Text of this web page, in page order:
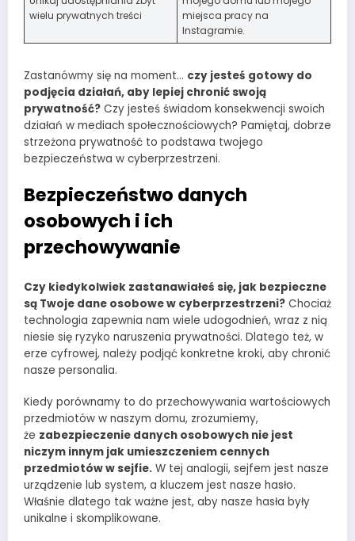
wielu prywatnych treści
miejsca pracy na
Instagramie.
Zastanówmy się na moment… czy jesteś gotowy do
podjęcia działań, aby lepiej chronić swoją
prywatność? Czy jesteś świadom konsekwencji swoich
działań w mediach społecznościowych? Pamiętaj, dobrze
strzeżona prywatność to podstawa twojego
bezpieczeństwa w cyberprzestrzeni.
Bezpieczeństwo danych
osobowych i ich
przechowywanie
Czy kiedykolwiek zastanawiałeś się, jak bezpieczne
są Twoje dane osobowe w cyberprzestrzeni? Chociaż
technologia zapewnia nam wiele udogodnień, wraz z nią
niesie się ryzyko naruszenia prywatności. Dlatego też, w
erze cyfrowej, należy podjąć konkretne kroki, aby chronić
nasze personalia.
Kiedy porównamy to do przechowywania wartościowych
przedmiotów w naszym domu, zrozumiemy,
że zabezpieczenie danych osobowych nie jest
niczym innym jak umieszczeniem cennych
przedmiotów w sejfie. W tej analogii, sejfem jest nasze
urządzenie lub system, a kluczem jest nasze hasło.
Właśnie dlatego tak ważne jest, aby nasze hasła były
unikalne i skomplikowane.